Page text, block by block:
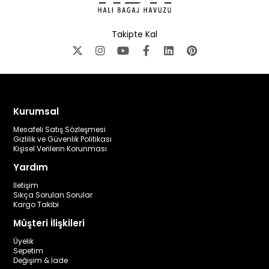
Takipte Kal
Kurumsal
Mesafeli Satış Sözleşmesi
Gizlilik ve Güvenlik Politikası
Kişisel Verilerin Korunması
Yardım
İletişim
Sıkça Sorulan Sorular
Kargo Takibi
Müşteri İlişkileri
Üyelik
Sepetim
Değişim & İade